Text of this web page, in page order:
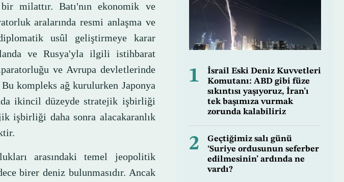
milattır. Batı'nın ekonomik ve
aralarında resmi anlaşma ve
usûl geliştirmeye karar
ve Rusya'yla ilgili istihbarat
ve Avrupa devletlerinde
kompleks ağ kurulurken Japonya
ikincil düzeyde stratejik işbirliği
işbirliği daha sonra alacakaranlık
arasındaki temel jeopolitik
birer deniz bulunmasıdır. Ancak
1
İsrail Eski Deniz Kuvvetleri
Komutanı: ABD gibi füze
sıkıntısı yaşıyoruz, İran’ı
tek başımıza vurmak
zorunda kalabiliriz
2
Geçtiğimiz salı günü
‘Suriye ordusunun seferber
edilmesinin’ ardında ne
vardı?